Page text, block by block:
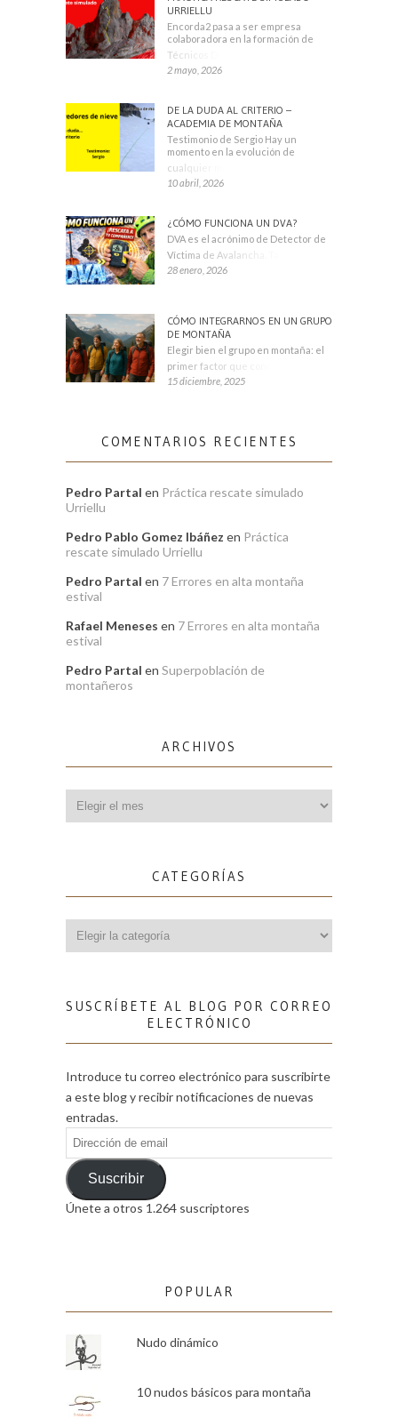
URRIELLU
Encorda2 pasa a ser empresa
colaboradora en la formación de
Técnicos Deportivos
2 mayo, 2026
DE LA DUDA AL CRITERIO –
ACADEMIA DE MONTAÑA
Testimonio de Sergio Hay un
momento en la evolución de
cualquier montañero
10 abril, 2026
¿CÓMO FUNCIONA UN DVA?
DVA es el acrónimo de Detector de
Víctima de Avalancha. También se
28 enero, 2026
CÓMO INTEGRARNOS EN UN GRUPO
DE MONTAÑA
Elegir bien el grupo en montaña: el
primer factor que condiciona tu
15 diciembre, 2025
COMENTARIOS RECIENTES
Pedro Partal en Práctica rescate simulado
Urriellu
Pedro Pablo Gomez Ibáñez en Práctica
rescate simulado Urriellu
Pedro Partal en 7 Errores en alta montaña
estival
Rafael Meneses en 7 Errores en alta montaña
estival
Pedro Partal en Superpoblación de
montañeros
ARCHIVOS
CATEGORÍAS
SUSCRÍBETE AL BLOG POR CORREO
ELECTRÓNICO
Introduce tu correo electrónico para suscribirte
a este blog y recibir notificaciones de nuevas
entradas.
Dirección
de
emailSuscribir
Únete a otros 1.264 suscriptores
POPULAR
Nudo dinámico
10 nudos básicos para montaña